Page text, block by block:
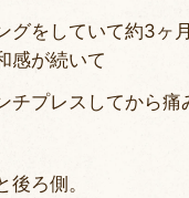
グをしていて約3ヶ
感が続いて
チプレスしてから痛
ろ側。